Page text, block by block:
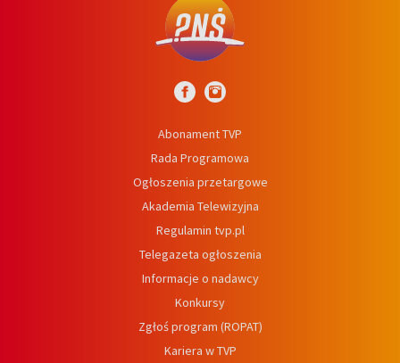
Abonament TVP
Rada Programowa
Ogłoszenia przetargowe
Akademia Telewizyjna
Regulamin tvp.pl
Telegazeta ogłoszenia
Informacje o nadawcy
Konkursy
Zgłoś program (ROPAT)
Kariera w TVP